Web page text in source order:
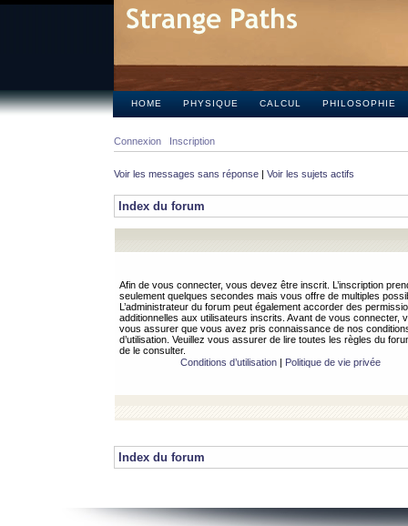
HOME PHYSIQUE CALCUL PHILOSOPHIE
Connexion Inscription
Voir les messages sans réponse | Voir les sujets actifs
Index du forum
Afin de vous connecter, vous devez être inscrit. L’inscription
seulement quelques secondes mais vous offre de multiples
L’administrateur du forum peut également accorder des
additionnelles aux utilisateurs inscrits. Avant de vous connecter,
vous assurer que vous avez pris connaissance de nos
d’utilisation. Veuillez vous assurer de lire toutes les règles du
de le consulter.
Conditions d’utilisation| Politique de vie privée
Index du forum